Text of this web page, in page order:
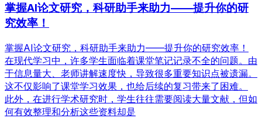
掌握AI论文研究，科研助手来助力——提升你的研
究效率！
掌握AI论文研究，科研助手来助力——提升你的研究效率！
在现代学习中，许多学生面临着课堂笔记记录不全的问题。由
于信息量大、老师讲解速度快，导致很多重要知识点被遗漏。
这不仅影响了课堂学习效果，也给后续的复习带来了困难。
此外，在进行学术研究时，学生往往需要阅读大量文献，但如
何有效整理和分析这些资料却是